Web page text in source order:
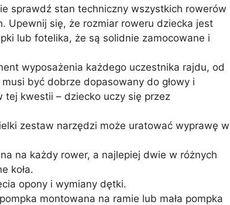
sprawdź stan techniczny wszystkich rowerów
Upewnij się, że rozmiar roweru dziecka jest
lub fotelika, że są solidnie zamocowane i
wyposażenia każdego uczestnika rajdu, od
być dobrze dopasowany do głowy i
tej kwestii – dziecko uczy się przez
zestaw narzędzi może uratować wyprawę w
na każdy rower, a najlepiej dwie w różnych
koła.
opony i wymiany dętki.
montowana na ramie lub mała pompka